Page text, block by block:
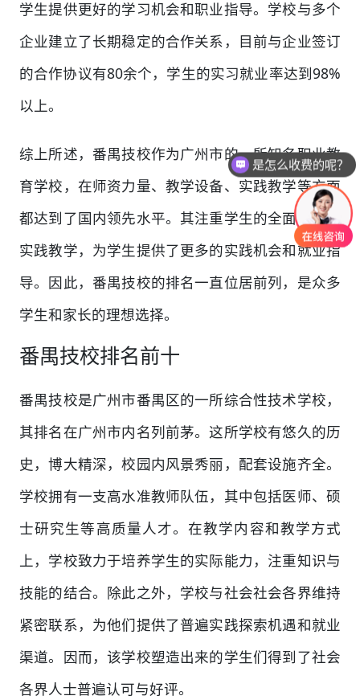
学生提供更好的学习机会和职业指导。学校与多个
企业建立了长期稳定的合作关系，目前与企业签订
的合作协议有80余个，学生的实习就业率达到98%
以上。
综上所述，番禺技校作为广州市的一所知名职业教
育学校，在师资力量、教学设备、实践教学等方面
都达到了国内领先水平。其注重学生的全面发展和
实践教学，为学生提供了更多的实践机会和就业指
导。因此，番禺技校的排名一直位居前列，是众多
学生和家长的理想选择。
番禺技校排名前十
番禺技校是广州市番禺区的一所综合性技术学校，
其排名在广州市内名列前茅。这所学校有悠久的历
史，博大精深，校园内风景秀丽，配套设施齐全。
学校拥有一支高水准教师队伍，其中包括医师、硕
士研究生等高质量人才。在教学内容和教学方式
上，学校致力于培养学生的实际能力，注重知识与
技能的结合。除此之外，学校与社会社会各界维持
紧密联系，为他们提供了普遍实践探索机遇和就业
渠道。因而，该学校塑造出来的学生们得到了社会
各界人士普遍认可与好评。
是怎么收费的呢？